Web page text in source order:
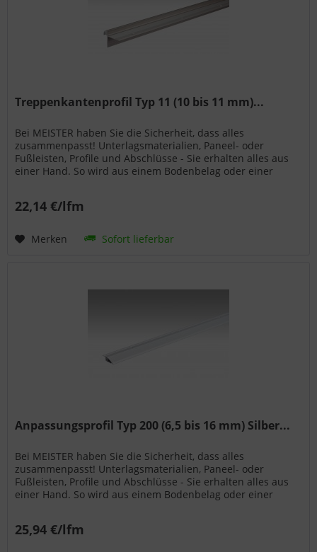
Treppenkantenprofil Typ 11 (10 bis 11 mm)...
Bei MEISTER haben Sie die Sicherheit, dass alles
zusammenpasst! Unterlagsmaterialien, Paneel- oder
Fußleisten, Profile und Abschlüsse - Sie erhalten alles aus
einer Hand. So wird aus einem Bodenbelag oder einer
22,14 €/lfm
Merken Sofort lieferbar
Anpassungsprofil Typ 200 (6,5 bis 16 mm) Silber...
Bei MEISTER haben Sie die Sicherheit, dass alles
zusammenpasst! Unterlagsmaterialien, Paneel- oder
Fußleisten, Profile und Abschlüsse - Sie erhalten alles aus
einer Hand. So wird aus einem Bodenbelag oder einer
25,94 €/lfm